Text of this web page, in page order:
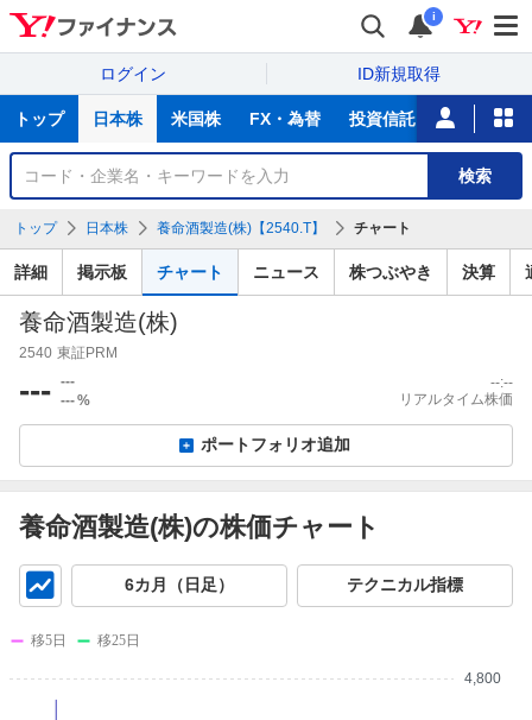
i
ログイン ID新規取得
サ
トップ 日本株 米国株 FX・為替 投資信託 ニュース
銘
検
索
検索
トップ 日本株 養命酒製造(株)【2540.T】 チャート
詳細 掲示板 チャート ニュース 株つぶやき 決算
養命酒製造(株)
2540 東証PRM
--- ---
---%
--:--
リアルタイム株価
ポートフォリオ追加
養命酒製造(株)の株価チャート
6カ月（日足） テクニカル指標
4,800
移5日 移25日